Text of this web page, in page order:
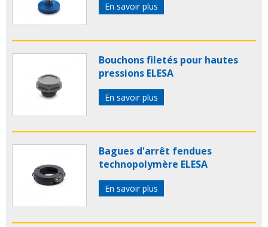
En savoir plus
Bouchons filetés pour hautes
pressions ELESA
En savoir plus
Bagues d'arrêt fendues
technopolymère ELESA
En savoir plus